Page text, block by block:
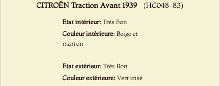
CITROËN Traction Avant 1939 (HC048-83)
Etat intérieur:Très Bon
Couleur intérieure:Beige et
marron
Etat extérieur:Très Bon
Couleur extérieure:Vert irisé